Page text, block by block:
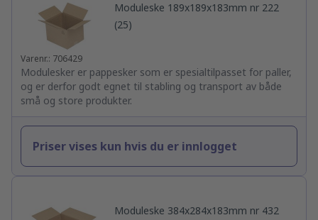
Moduleske 189x189x183mm nr 222
(25)
Varenr.: 706429
Modulesker er pappesker som er spesialtilpasset for paller,
og er derfor godt egnet til stabling og transport av både
små og store produkter.
Priser vises kun hvis du er innlogget
Moduleske 384x284x183mm nr 432